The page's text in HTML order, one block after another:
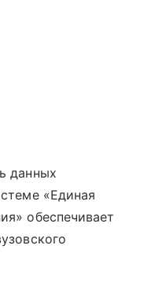
данных
«Единая
обеспечивает